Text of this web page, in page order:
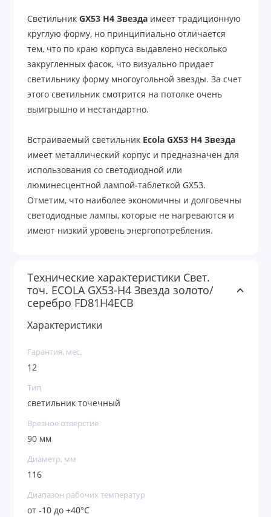
Светильник GX53 H4 Звезда имеет традиционную
круглую форму, но принципиально отличается
тем, что по краю корпуса выдавлено несколько
закругленных фасок, что визуально придает
светильнику форму многоугольной звезды. За счет
этого светильник смотрится на потолке очень
выигрышно и нестандартно.
Встраиваемый светильник Ecola GX53 H4 Звезда
имеет металлический корпус и предназначен для
использования со светодиодной или
люминесцентной лампой-таблеткой GX53.
Отметим, что наиболее экономичны и долговечны
светодиодные лампы, которые не нагреваются и
имеют низкий уровень энергопотребления.
Технические характеристики Свет.
точ. ECOLA GX53-H4 Звезда золото/
серебро FD81H4ECB
Характеристики
Гарантия, мес.
12
Тип
светильник точечный
Врезное отверстие
90 мм
Диаметр, мм
116
Диапазон рабочих температур
от -10 до +40°С